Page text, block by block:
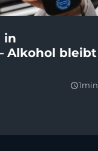
in
Alkohol bleibt
query_builder1min